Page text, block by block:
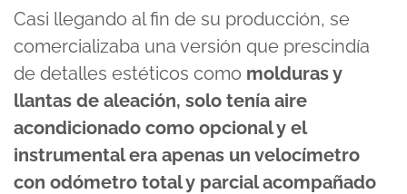
Casi llegando al fin de su producción, se
comercializaba una versión que prescindía
de detalles estéticos como molduras y
llantas de aleación, solo tenía aire
acondicionado como opcional y el
instrumental era apenas un velocímetro
con odómetro total y parcial acompañado